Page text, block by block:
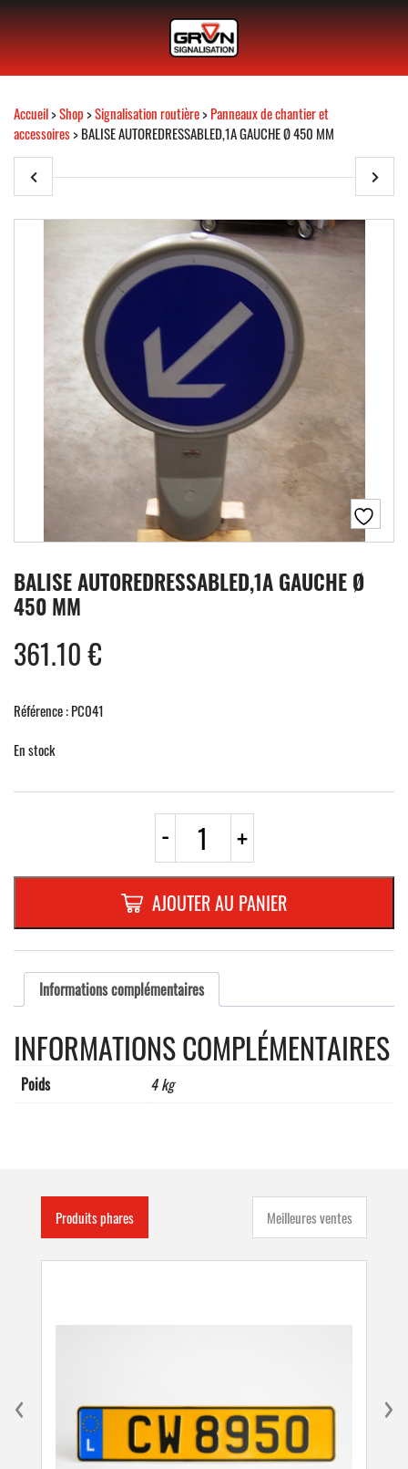
Accueil>Shop>Signalisation routière>Panneaux de chantier et
accessoires> BALISE AUTOREDRESSABLED,1A GAUCHE Ø 450 MM
BALISE AUTOREDRESSABLED,1A GAUCHE Ø
450 MM
361.10€
Référence : PC041
En stock
- quantité
BALISE
AUTOREDRESSABLED,1A
GAUCHE
Ø
450
MM
+
AJOUTER AU PANIER
Informations complémentaires
INFORMATIONS COMPLÉMENTAIRES
Poids 4 kg
Produits phares Meilleures ventes